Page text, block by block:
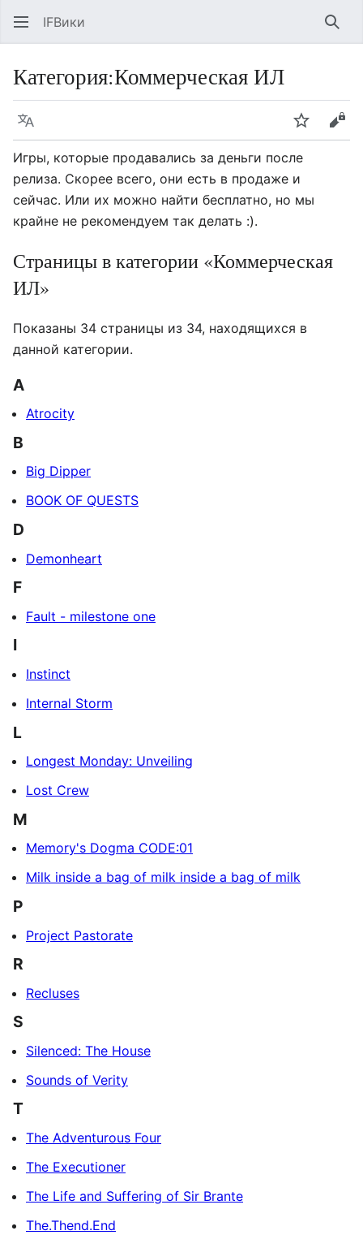
IFВики
Категория:Коммерческая ИЛ
Язык Следить
Игры, которые продавались за деньги после
релиза. Скорее всего, они есть в продаже и
сейчас. Или их можно найти бесплатно, но мы
крайне не рекомендуем так делать :).
Страницы в категории «Коммерческая
ИЛ»
Показаны 34 страницы из 34, находящихся в
данной категории.
A
Atrocity
B
Big Dipper
BOOK OF QUESTS
D
Demonheart
F
Fault - milestone one
I
Instinct
Internal Storm
L
Longest Monday: Unveiling
Lost Crew
M
Memory's Dogma CODE:01
Milk inside a bag of milk inside a bag of milk
P
Project Pastorate
R
Recluses
S
Silenced: The House
Sounds of Verity
T
The Adventurous Four
The Executioner
The Life and Suffering of Sir Brante
The.Thend.End